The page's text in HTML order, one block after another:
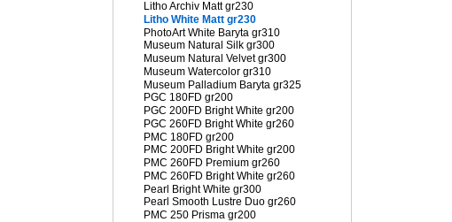
Litho Archiv Matt gr230
Litho White Matt gr230
PhotoArt White Baryta gr310
Museum Natural Silk gr300
Museum Natural Velvet gr300
Museum Watercolor gr310
Museum Palladium Baryta gr325
PGC 180FD gr200
PGC 200FD Bright White gr200
PGC 260FD Bright White gr260
PMC 180FD gr200
PMC 200FD Bright White gr200
PMC 260FD Premium gr260
PMC 260FD Bright White gr260
Pearl Bright White gr300
Pearl Smooth Lustre Duo gr260
PMC 250 Prisma gr200